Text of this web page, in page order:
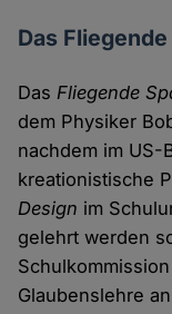
Das
Das Fliegende
dem Physiker
nachdem im US-
kreationistische
Design im
gelehrt werden
Glaubenslehre